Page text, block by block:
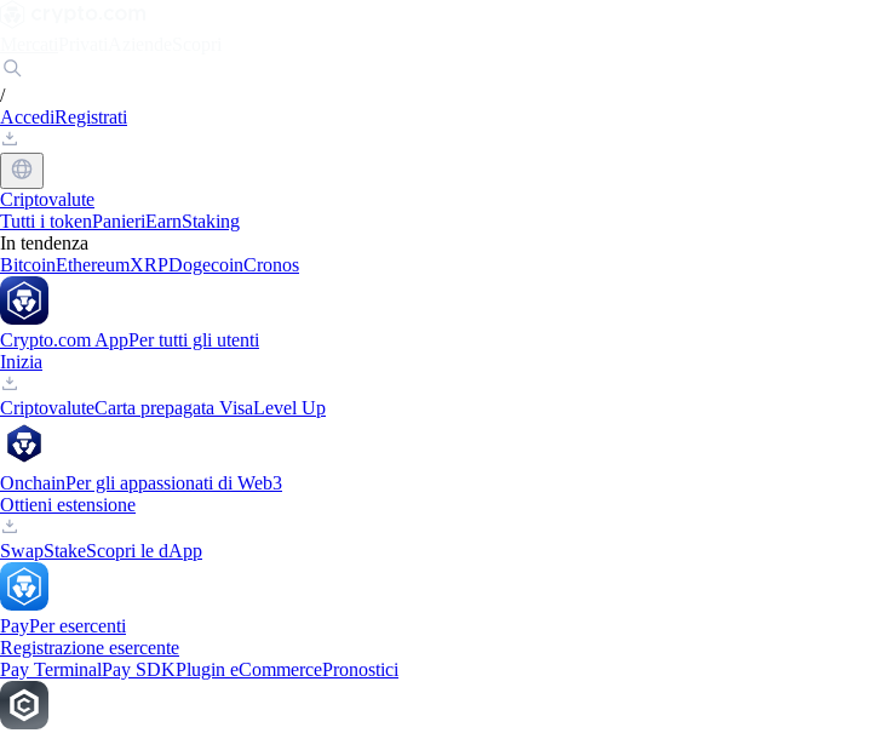
/
AccediRegistrati
Criptovalute
Tutti i tokenPanieriEarnStaking
In tendenza
BitcoinEthereumXRPDogecoinCronos
Crypto.com AppPer tutti gli utenti
Inizia
CriptovaluteCarta prepagata VisaLevel Up
OnchainPer gli appassionati di Web3
Ottieni estensione
SwapStakeScopri le dApp
PayPer esercenti
Registrazione esercente
Pay TerminalPay SDKPlugin eCommercePronostici